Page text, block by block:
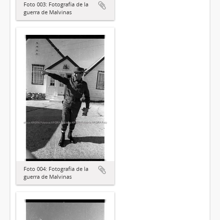
Foto 003: Fotografía de la
guerra de Malvinas
Foto 004: Fotografía de la
guerra de Malvinas